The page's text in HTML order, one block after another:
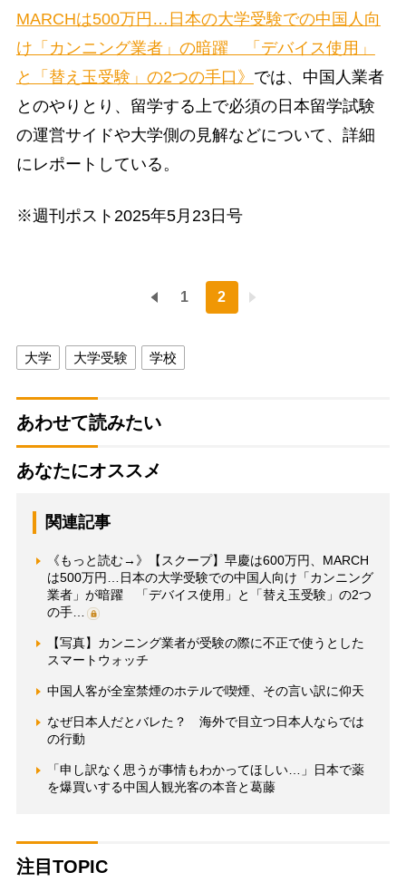
MARCHは500万円…日本の大学受験での中国人向
け「カンニング業者」の暗躍 「デバイス使用」
と「替え玉受験」の2つの手口》 では、中国人業者
とのやりとり、留学する上で必須の日本留学試験
の運営サイドや大学側の見解などについて、詳細
にレポートしている。
※週刊ポスト2025年5月23日号
1 2
大学 大学受験 学校
あわせて読みたい
あなたにオススメ
関連記事
《もっと読む→》【スクープ】早慶は600万円、MARCH
は500万円…日本の大学受験での中国人向け「カンニング
業者」が暗躍 「デバイス使用」と「替え玉受験」の2つ
の手…
【写真】カンニング業者が受験の際に不正で使うとした
スマートウォッチ
中国人客が全室禁煙のホテルで喫煙、その言い訳に仰天
なぜ日本人だとバレた？ 海外で目立つ日本人ならでは
の行動
「申し訳なく思うが事情もわかってほしい…」日本で薬
を爆買いする中国人観光客の本音と葛藤
注目TOPIC